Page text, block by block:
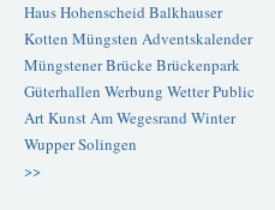
Haus Hohenscheid Balkhauser
Kotten Müngsten Adventskalender
Müngstener BrückeBrückenpark
Güterhallen Werbung WetterPublic
ArtKunstAm Wegesrand Winter
WupperSolingen
>>